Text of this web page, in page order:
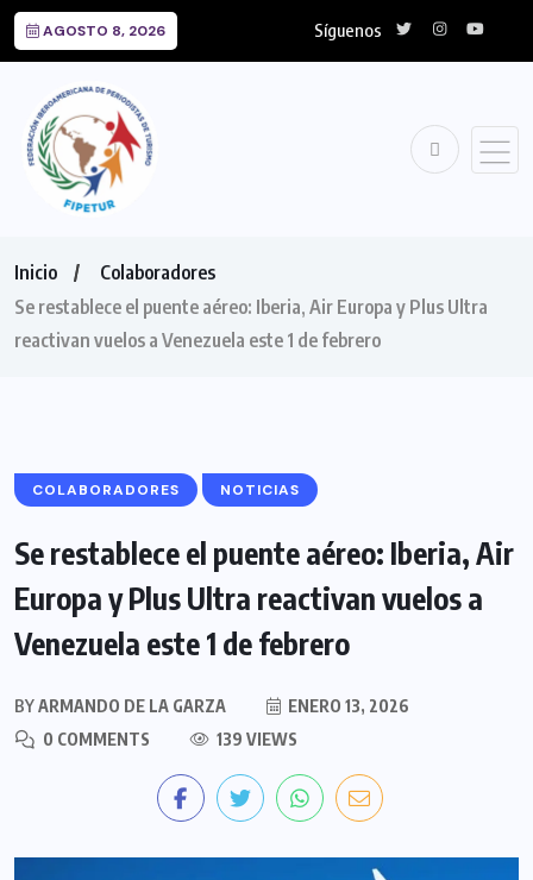
AGOSTO 8, 2026 Síguenos
Inicio
Colaboradores
Se restablece el puente aéreo: Iberia, Air Europa y Plus Ultra
reactivan vuelos a Venezuela este 1 de febrero
COLABORADORES NOTICIAS
Se restablece el puente aéreo: Iberia, Air
Europa y Plus Ultra reactivan vuelos a
Venezuela este 1 de febrero
BYARMANDO DE LA GARZA
ENERO 13, 2026
0 COMMENTS
139 VIEWS